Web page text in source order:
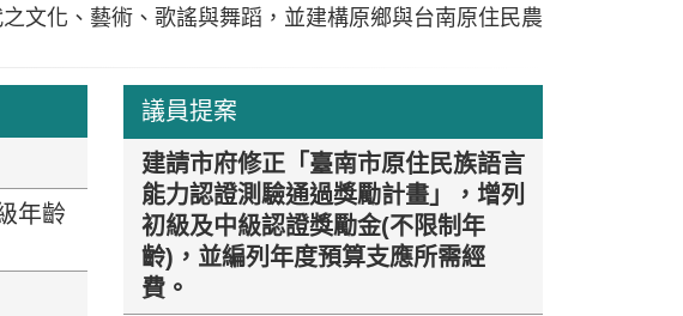
文化、藝術、歌謠與舞蹈，並建構原鄉與台南原住民農
年齡
議員提案
建請市府修正「臺南市原住民族語言
能力認證測驗通過獎勵計畫」，增列
初級及中級認證獎勵金(不限制年
齡)，並編列年度預算支應所需經
費。